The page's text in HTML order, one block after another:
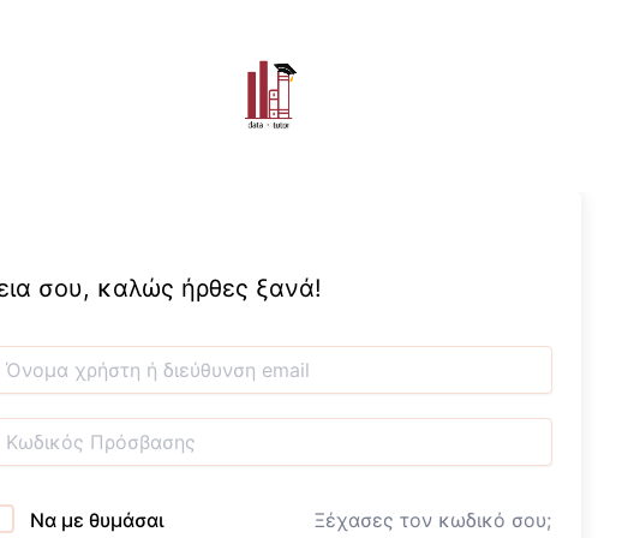
σου, καλώς ήρθες ξανά!
Να με θυμάσαι Ξέχασες τον κωδικό σου;